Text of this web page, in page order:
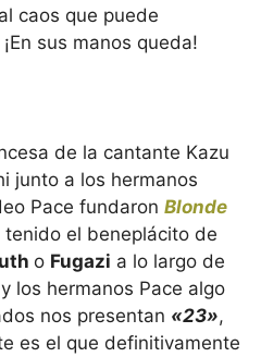
caos que puede
sus manos queda!
de la cantante Kazu
junto a los hermanos
Pace fundaron Blonde
tenido el beneplácito de
o Fugazi a lo largo de
los hermanos Pace algo
nos presentan «23»,
es el que definitivamente